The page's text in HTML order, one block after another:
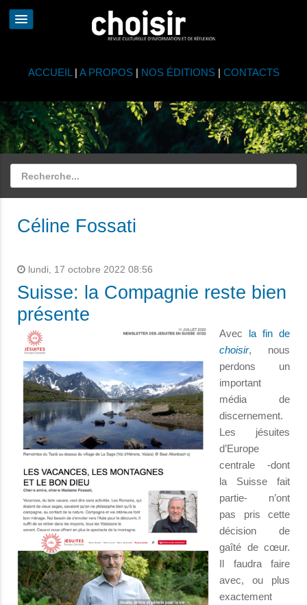
ACCUEIL | A PROPOS| NOS ÉDITIONS| CONTACTS
Céline Fossati
lundi, 17 octobre 2022 08:56
Suisse: la Compagnie reste bien
présente
Avec
la fin de
choisir, nous
perdons un
important
média de
discernement.
Les jésuites
d’Europe
centrale -dont
la Suisse fait
partie- n’ont
pas pris cette
décision de
gaîté de cœur.
Il faudra faire
avec, ou plus
exactement